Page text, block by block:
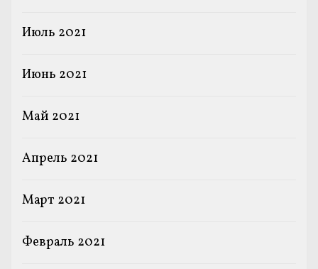
Июль 2021
Июнь 2021
Май 2021
Апрель 2021
Март 2021
Февраль 2021